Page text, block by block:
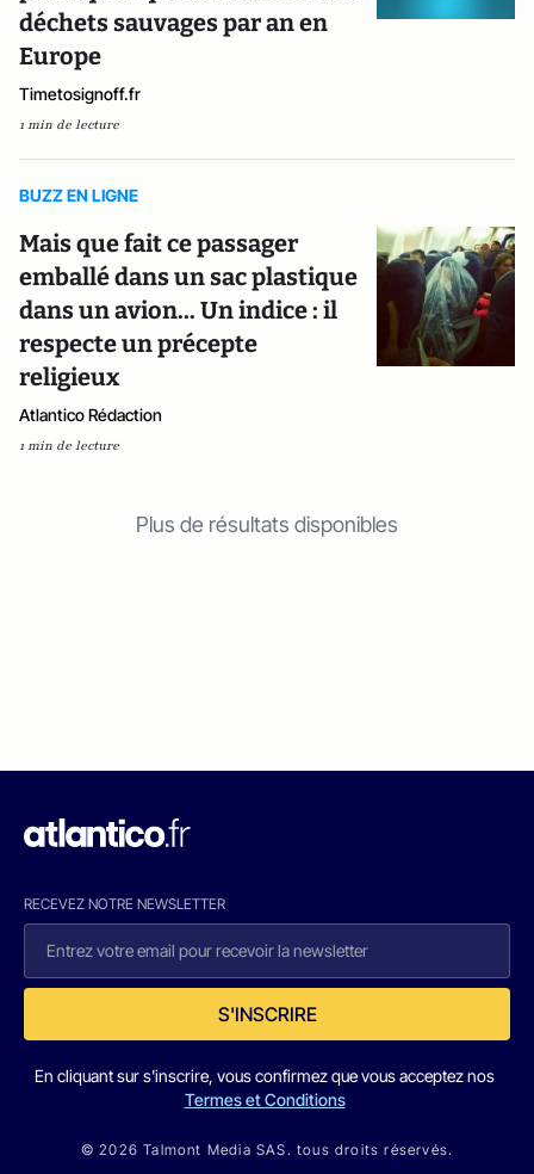
déchets sauvages par an en
Europe
Timetosignoff.fr
1 min de lecture
BUZZ EN LIGNE
Mais que fait ce passager
emballé dans un sac plastique
dans un avion... Un indice : il
respecte un précepte
religieux
Atlantico Rédaction
1 min de lecture
Plus de résultats disponibles
RECEVEZ NOTRE NEWSLETTER
S'INSCRIRE
En cliquant sur s'inscrire, vous confirmez que vous acceptez nos
Termes et Conditions
© 2026 Talmont Media SAS. tous droits réservés.